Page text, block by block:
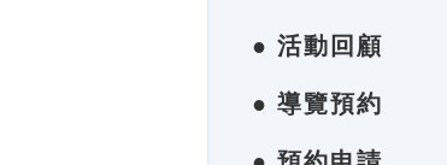
● 活動回顧
● 導覽預約